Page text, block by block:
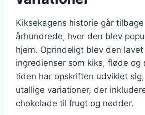
Kiksekagens historie går
århundrede, hvor den blev
hjem. Oprindeligt blev den
ingredienser som kiks, fløde og
tiden har opskriften udviklet
utallige variationer, der
chokolade til frugt og nødder.